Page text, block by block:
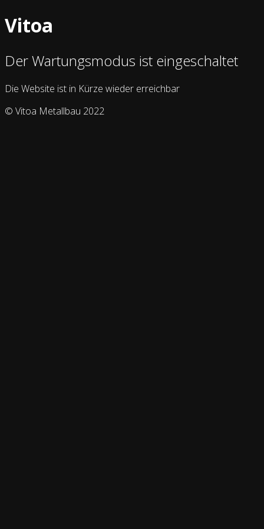
Vitoa
Der Wartungsmodus ist eingeschaltet
Die Website ist in Kürze wieder erreichbar
© Vitoa Metallbau 2022